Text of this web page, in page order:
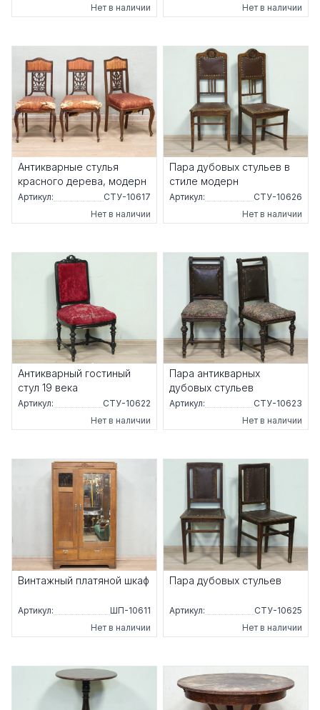
Нет в наличии
Нет в наличии
Антикварные стулья
красного дерева, модерн
Артикул:
СТУ-10617
Нет в наличии
Пара дубовых стульев в
стиле модерн
Артикул:
СТУ-10626
Нет в наличии
Антикварный гостиный
стул 19 века
Артикул:
СТУ-10622
Нет в наличии
Пара антикварных
дубовых стульев
Артикул:
СТУ-10623
Нет в наличии
Винтажный платяной шкаф
Артикул:
ШП-10611
Нет в наличии
Пара дубовых стульев
Артикул:
СТУ-10625
Нет в наличии